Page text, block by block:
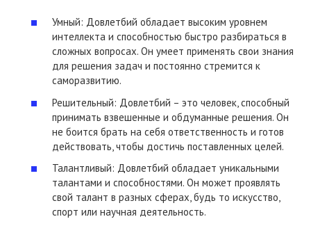
Умный: Довлетбий обладает высоким уровнем
интеллекта и способностью быстро разбираться в
сложных вопросах. Он умеет применять свои знания
для решения задач и постоянно стремится к
саморазвитию.
Решительный: Довлетбий – это человек, способный
принимать взвешенные и обдуманные решения. Он
не боится брать на себя ответственность и готов
действовать, чтобы достичь поставленных целей.
Талантливый: Довлетбий обладает уникальными
талантами и способностями. Он может проявлять
свой талант в разных сферах, будь то искусство,
спорт или научная деятельность.